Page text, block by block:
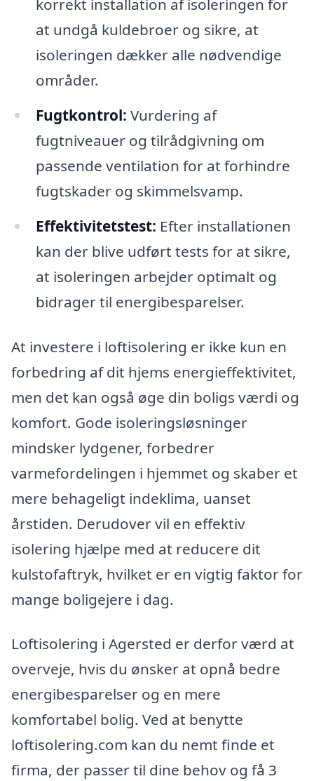
korrekt installation af isoleringen for
at undgå kuldebroer og sikre, at
isoleringen dækker alle nødvendige
områder.
Fugtkontrol: Vurdering af
fugtniveauer og tilrådgivning om
passende ventilation for at forhindre
fugtskader og skimmelsvamp.
Effektivitetstest: Efter installationen
kan der blive udført tests for at sikre,
at isoleringen arbejder optimalt og
bidrager til energibesparelser.
At investere i loftisolering er ikke kun en
forbedring af dit hjems energieffektivitet,
men det kan også øge din boligs værdi og
komfort. Gode isoleringsløsninger
mindsker lydgener, forbedrer
varmefordelingen i hjemmet og skaber et
mere behageligt indeklima, uanset
årstiden. Derudover vil en effektiv
isolering hjælpe med at reducere dit
kulstofaftryk, hvilket er en vigtig faktor for
mange boligejere i dag.
Loftisolering i Agersted er derfor værd at
overveje, hvis du ønsker at opnå bedre
energibesparelser og en mere
komfortabel bolig. Ved at benytte
loftisolering.com kan du nemt finde et
firma, der passer til dine behov og få 3